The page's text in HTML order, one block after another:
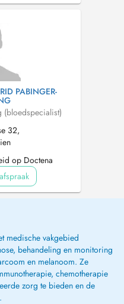
PABINGER-
(bloedspecialist)
32,
op Doctena
medische vakgebied
behandeling en monitoring
en melanoom. Ze
chemotherapie
zorg te bieden en de